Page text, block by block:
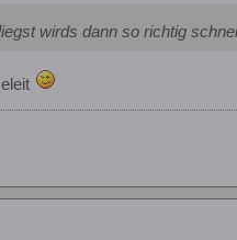
wirds dann so richtig